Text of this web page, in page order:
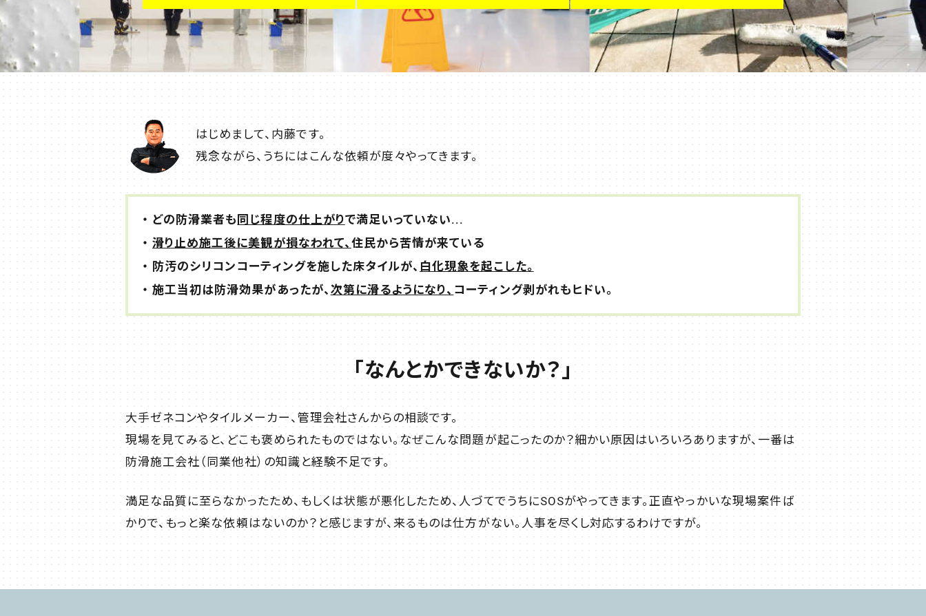
はじめまして、内藤です。
残念ながら、うちにはこんな依頼が度々やってきます。
どの防滑業者も 同じ程度の仕上がりで満足いっていない...
滑り止め施工後に美観が損なわれて、 住民から苦情が来ている
防汚のシリコンコーティングを施した床タイルが、 白化現象を起こした。
施工当初は防滑効果があったが、 次第に滑るようになり、 コーティング剥がれもヒドい。
「なんとかできないか？」
大手ゼネコンやタイルメーカー、管理会社さんからの相談です。
現場を見てみると、どこも褒められたものではない。なぜこんな問題が起こったのか？細かい原因はいろいろありますが、一番は
防滑施工会社（同業他社）の知識と経験不足です。
満足な品質に至らなかったため、もしくは状態が悪化したため、人づてでうちにSOSがやってきます。正直やっかいな現場案件ば
かりで、もっと楽な依頼はないのか？と感じますが、来るものは仕方がない。人事を尽くし対応するわけですが。